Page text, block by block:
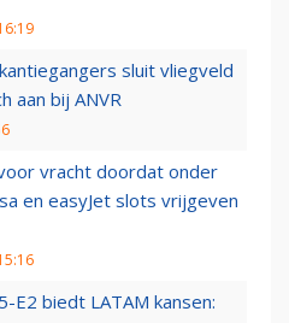
sluit vliegveld
aan bij ANVR
vracht doordat onder
en easyJet slots vrijgeven
E2 biedt LATAM kansen: